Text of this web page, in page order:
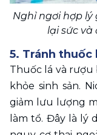
Nghỉ ngơi hợp
lại sức và
5. Tránh thuốc
Thuốc lá và rượu
khỏe sinh sản.
giảm lưu lượng
làm tổ. Đây là lý